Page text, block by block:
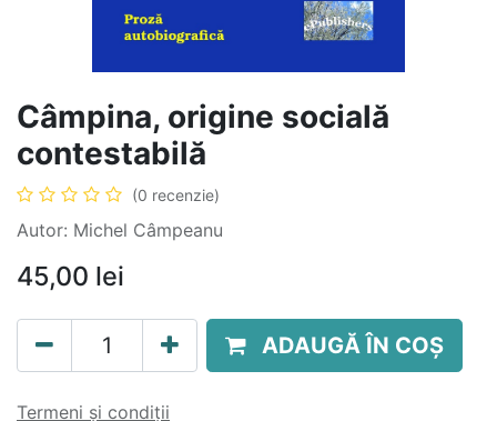
Câmpina, origine socială
contestabilă
(0 recenzie)
Autor: Michel Câmpeanu
45,00 lei
ADAUGĂ ÎN COȘ
Termeni și condiții